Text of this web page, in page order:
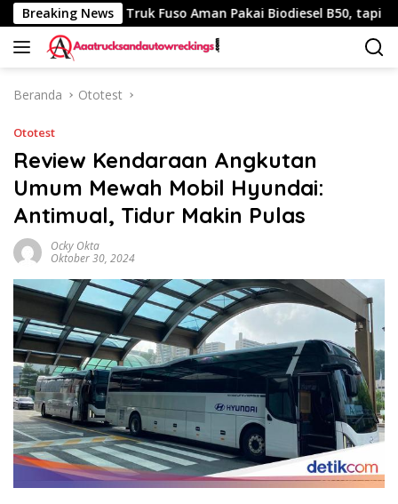
Langsung
ke
konten
Breaking News
Km Truk Fuso Aman Pakai Biodiesel B50, tapi Ada
Beranda Ototest
Ototest
Review Kendaraan Angkutan
Umum Mewah Mobil Hyundai:
Antimual, Tidur Makin Pulas
Ocky Okta
Oktober 30, 2024